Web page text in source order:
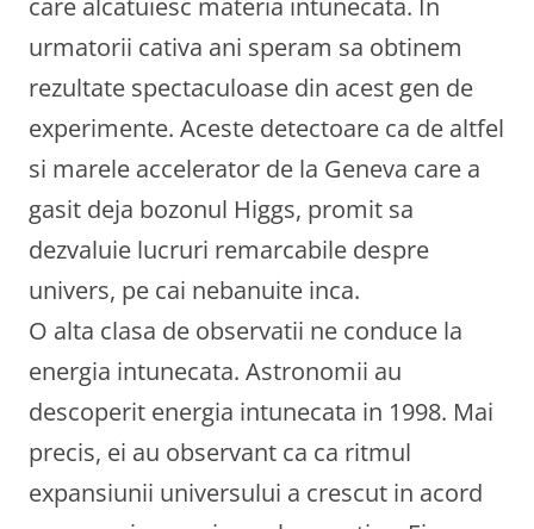
urmatorii cativa ani speram sa obtinem
rezultate spectaculoase din acest gen de
experimente. Aceste detectoare ca de altfel
si marele accelerator de la Geneva care a
gasit deja bozonul Higgs, promit sa
dezvaluie lucruri remarcabile despre
univers, pe cai nebanuite inca.
O alta clasa de observatii ne conduce la
energia intunecata. Astronomii au
descoperit energia intunecata in 1998. Mai
precis, ei au observant ca ca ritmul
expansiunii universului a crescut in acord